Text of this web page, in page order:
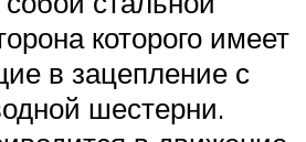
которого имеет
в зацепление с
шестерни.